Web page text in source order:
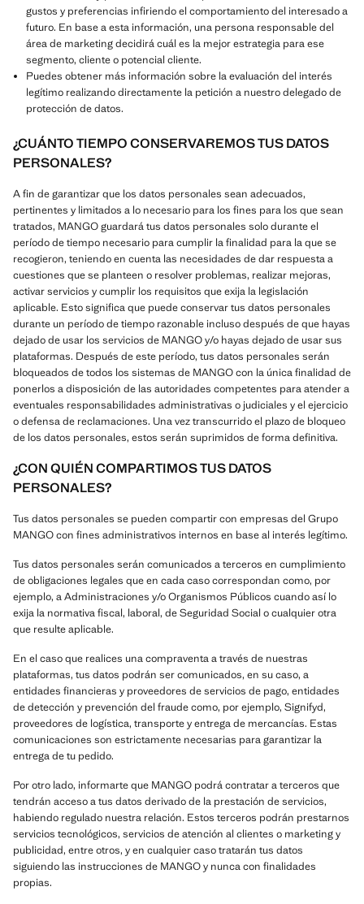
gustos y preferencias infiriendo el comportamiento del interesado a
futuro. En base a esta información, una persona responsable del
área de marketing decidirá cuál es la mejor estrategia para ese
segmento, cliente o potencial cliente.
Puedes obtener más información sobre la evaluación del interés
legítimo realizando directamente la petición a nuestro delegado de
protección de datos.
¿CUÁNTO TIEMPO CONSERVAREMOS TUS DATOS
PERSONALES?
A fin de garantizar que los datos personales sean adecuados,
pertinentes y limitados a lo necesario para los fines para los que sean
tratados, MANGO guardará tus datos personales solo durante el
período de tiempo necesario para cumplir la finalidad para la que se
recogieron, teniendo en cuenta las necesidades de dar respuesta a
cuestiones que se planteen o resolver problemas, realizar mejoras,
activar servicios y cumplir los requisitos que exija la legislación
aplicable. Esto significa que puede conservar tus datos personales
durante un período de tiempo razonable incluso después de que hayas
dejado de usar los servicios de MANGO y/o hayas dejado de usar sus
plataformas. Después de este período, tus datos personales serán
bloqueados de todos los sistemas de MANGO con la única finalidad de
ponerlos a disposición de las autoridades competentes para atender a
eventuales responsabilidades administrativas o judiciales y el ejercicio
o defensa de reclamaciones. Una vez transcurrido el plazo de bloqueo
de los datos personales, estos serán suprimidos de forma definitiva.
¿CON QUIÉN COMPARTIMOS TUS DATOS
PERSONALES?
Tus datos personales se pueden compartir con empresas del Grupo
MANGO con fines administrativos internos en base al interés legítimo.
Tus datos personales serán comunicados a terceros en cumplimiento
de obligaciones legales que en cada caso correspondan como, por
ejemplo, a Administraciones y/o Organismos Públicos cuando así lo
exija la normativa fiscal, laboral, de Seguridad Social o cualquier otra
que resulte aplicable.
En el caso que realices una compraventa a través de nuestras
plataformas, tus datos podrán ser comunicados, en su caso, a
entidades financieras y proveedores de servicios de pago, entidades
de detección y prevención del fraude como, por ejemplo, Signifyd,
proveedores de logística, transporte y entrega de mercancías. Estas
comunicaciones son estrictamente necesarias para garantizar la
entrega de tu pedido.
Por otro lado, informarte que MANGO podrá contratar a terceros que
tendrán acceso a tus datos derivado de la prestación de servicios,
habiendo regulado nuestra relación. Estos terceros podrán prestarnos
servicios tecnológicos, servicios de atención al clientes o marketing y
publicidad, entre otros, y en cualquier caso tratarán tus datos
siguiendo las instrucciones de MANGO y nunca con finalidades
propias.